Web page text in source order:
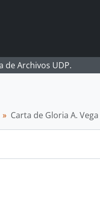
de Archivos UDP.
Carta de Gloria A.